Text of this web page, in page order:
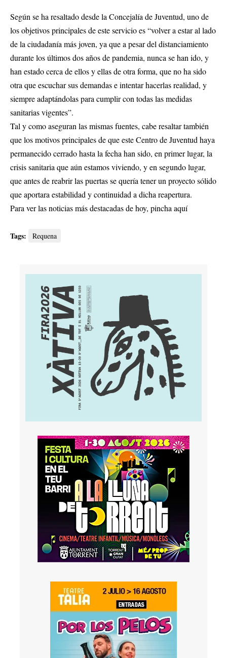
Según se ha resaltado desde la Concejalía de Juventud, uno de
los objetivos principales de este servicio es “volver a estar al lado
de la ciudadanía más joven, ya que a pesar del distanciamiento
durante los últimos dos años de pandemia, nunca se han ido, y
han estado cerca de ellos y ellas de otra forma, que no ha sido
otra que escuchar sus demandas e intentar hacerlas realidad, y
siempre adaptándolas para cumplir con todas las medidas
sanitarias vigentes”.
Tal y como aseguran las mismas fuentes, cabe resaltar también
que los motivos principales de que este Centro de Juventud haya
permanecido cerrado hasta la fecha han sido, en primer lugar, la
crisis sanitaria que aún estamos viviendo, y en segundo lugar,
que antes de reabrir las puertas se quería tener un proyecto sólido
que aportara estabilidad y continuidad a dicha reapertura.
Para ver las noticias más destacadas de hoy, pincha aquí
Tags: Requena